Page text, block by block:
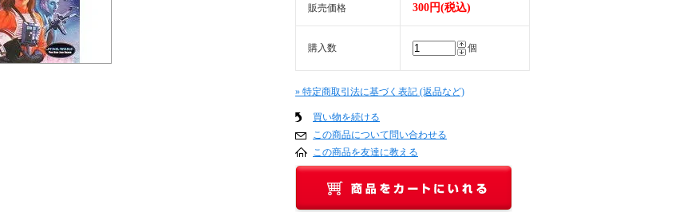
販売価格 300円(税込)
購入数 個
» 特定商取引法に基づく表記 (返品など)
買い物を続ける
この商品について問い合わせる
この商品を友達に教える